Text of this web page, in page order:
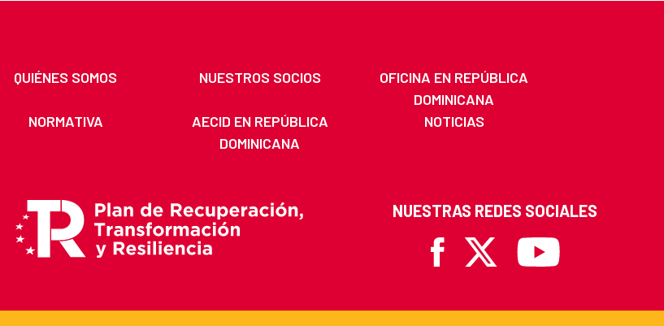
QUIÉNES SOMOS NUESTROS SOCIOS
OFICINA EN REPÚBLICA
DOMINICANA
NORMATIVA
AECID EN REPÚBLICA
DOMINICANA
NOTICIAS
NUESTRAS REDES SOCIALES
Facebook
X Youtube